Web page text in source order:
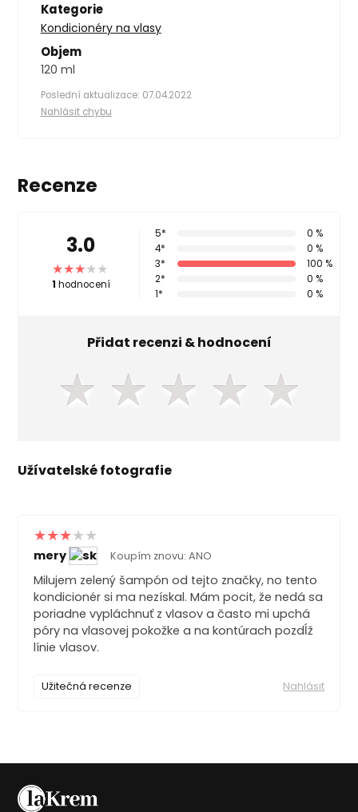
Kategorie
Kondicionéry na vlasy
Objem
120 ml
Poslední aktualizace: 07.04.2022
Nahlásit chybu
Recenze
mery Koupím znovu: ANO
Milujem zelený šampón od tejto značky, no tento
kondicionér si ma nezískal. Mám pocit, že nedá sa
poriadne vypláchnuť z vlasov a často mi upchá
póry na vlasovej pokožke a na kontúrach pozdĺž
línie vlasov.
Užitečná recenze Nahlásit
3.0
1 hodnocení
5*
0 %
4*
0 %
3*
100 %
2*
0 %
1*
0 %
Přidat recenzi & hodnocení
★ ★ ★ ★ ★
Užívatelské fotografie